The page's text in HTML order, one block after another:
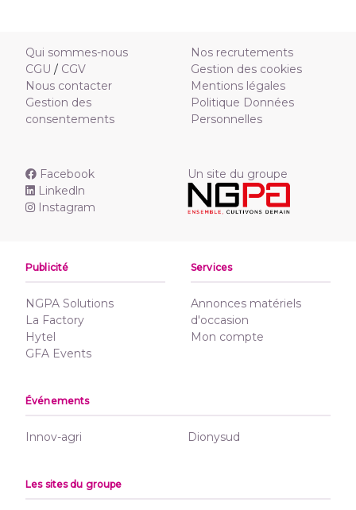
Qui sommes-nous
CGU / CGV
Nous contacter
Gestion des
consentements
Nos recrutements
Gestion des cookies
Mentions légales
Politique Données
Personnelles
Facebook
Linkedln
Instagram
Un site du groupe
Publicité
NGPA Solutions
La Factory
Hytel
GFA Events
Services
Annonces matériels
d'occasion
Mon compte
Événements
Innov-agri Dionysud
Les sites du groupe